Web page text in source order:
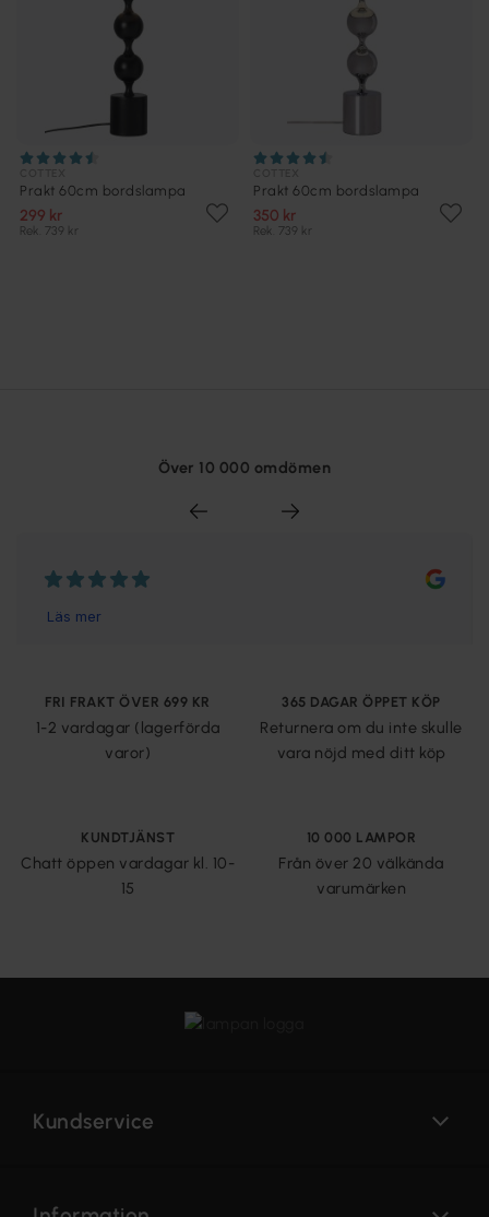
Prakt 60cm bordslampa
299 kr
Rek. 739 kr
Prakt 60cm bordslampa
350 kr
Rek. 739 kr
Över 10 000 omdömen
FRI FRAKT ÖVER 699 KR
1-2 vardagar (lagerförda
varor)
365 DAGAR ÖPPET KÖP
Returnera om du inte skulle
vara nöjd med ditt köp
KUNDTJÄNST
Chatt öppen vardagar kl. 10-
15
10 000 LAMPOR
Från över 20 välkända
varumärken
Kundservice